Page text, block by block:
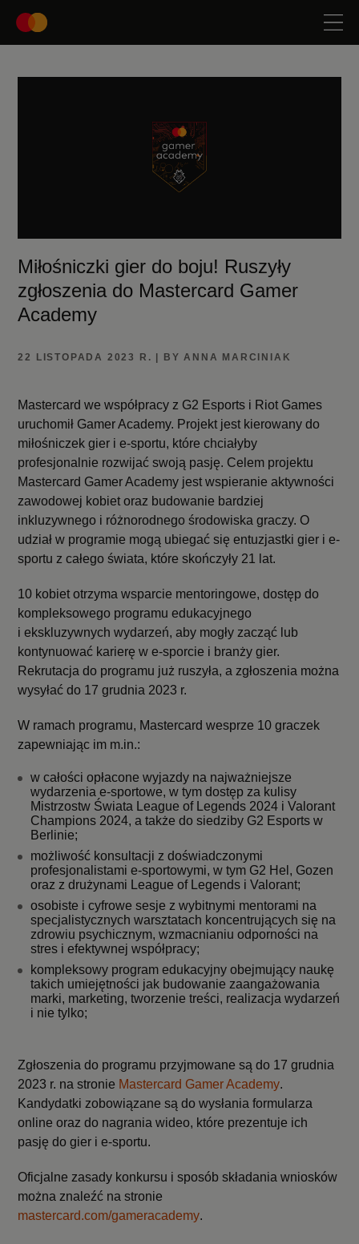
Miłośniczki gier do boju! Ruszyły
zgłoszenia do Mastercard Gamer
Academy
22 LISTOPADA 2023 R. | BY ANNA MARCINIAK
Mastercard we współpracy z G2 Esports i Riot Games
uruchomił Gamer Academy. Projekt jest kierowany do
miłośniczek gier i e-sportu, które chciałyby
profesjonalnie rozwijać swoją pasję. Celem projektu
Mastercard Gamer Academy jest wspieranie aktywności
zawodowej kobiet oraz budowanie bardziej
inkluzywnego i różnorodnego środowiska graczy. O
udział w programie mogą ubiegać się entuzjastki gier i e-
sportu z całego świata, które skończyły 21 lat.
10 kobiet otrzyma wsparcie mentoringowe, dostęp do
kompleksowego programu edukacyjnego
i ekskluzywnych wydarzeń, aby mogły zacząć lub
kontynuować karierę w e-sporcie i branży gier.
Rekrutacja do programu już ruszyła, a zgłoszenia można
wysyłać do 17 grudnia 2023 r.
W ramach programu, Mastercard wesprze 10 graczek
zapewniając im m.in.:
w całości opłacone wyjazdy na najważniejsze
wydarzenia e-sportowe, w tym dostęp za kulisy
Mistrzostw Świata League of Legends 2024 i Valorant
Champions 2024, a także do siedziby G2 Esports w
Berlinie;
możliwość konsultacji z doświadczonymi
profesjonalistami e-sportowymi, w tym G2 Hel, Gozen
oraz z drużynami League of Legends i Valorant;
osobiste i cyfrowe sesje z wybitnymi mentorami na
specjalistycznych warsztatach koncentrujących się na
zdrowiu psychicznym, wzmacnianiu odporności na
stres i efektywnej współpracy;
kompleksowy program edukacyjny obejmujący naukę
takich umiejętności jak budowanie zaangażowania
marki, marketing, tworzenie treści, realizacja wydarzeń
i nie tylko;
Zgłoszenia do programu przyjmowane są do 17 grudnia
2023 r. na stronie Mastercard Gamer Academy.
Kandydatki zobowiązane są do wysłania formularza
online oraz do nagrania wideo, które prezentuje ich
pasję do gier i e-sportu.
Oficjalne zasady konkursu i sposób składania wniosków
można znaleźć na stronie
mastercard.com/gameracademy.